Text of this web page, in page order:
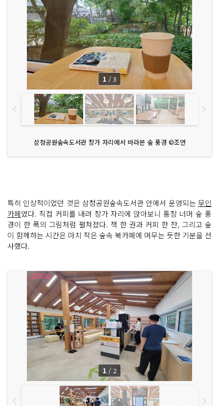
삼청공원숲속도서관 창가 자리에서 바라본 숲 풍경 ©조연
1 / 3
특히 인상적이었던 것은 삼청공원숲속도서관 안에서 운영되는 무인
카페였다. 직접 커피를 내려 창가 자리에 앉아보니 통창 너머 숲 풍
경이 한 폭의 그림처럼 펼쳐졌다. 책 한 권과 커피 한 잔, 그리고 숲
이 함께하는 시간은 마치 작은 숲속 북카페에 머무는 듯한 기분을 선
사했다.
1 / 2